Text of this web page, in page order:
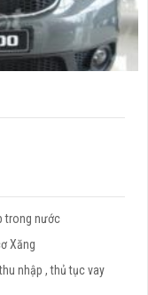
trong nước
Xăng
nhập , thủ tục vay